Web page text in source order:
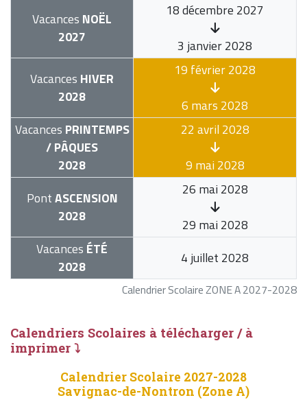
Calendrier Scolaire ZONE A 2027-2028
Vacances NOËL
2027
18 décembre 2027
3 janvier 2028
Vacances HIVER
2028
19 février 2028
6 mars 2028
Vacances PRINTEMPS
/ PÂQUES
2028
22 avril 2028
9 mai 2028
PontASCENSION
2028
26 mai 2028
29 mai 2028
Vacances ÉTÉ
2028
4 juillet 2028
Calendriers Scolaires à télécharger / à
imprimer ⤵
Calendrier Scolaire 2027-2028
Savignac-de-Nontron (Zone A)